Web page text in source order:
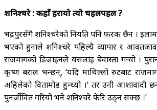
शनिश्चरे : कहाँ हरायो त्यो चहलपहल ?
भद्रपुरसँगै शनिश्चरेको नियति पनि फरक छैन । इलाम
भएको हुनाले शनिश्चरे पहिल्यै व्यापार र
राजमार्गको डिजाइनले यसलाई बेवास्ता गर्‍यो ।
कृष्ण बराल भन्छन्, ‘यदि माथिल्लो रुटबाट
अहिलेको विर्तामोड हुन्थ्यो ।’ तर उनी
पुनर्जीवित गरियो भने शनिश्चरे फेरि उठ्न सक्छ ।’